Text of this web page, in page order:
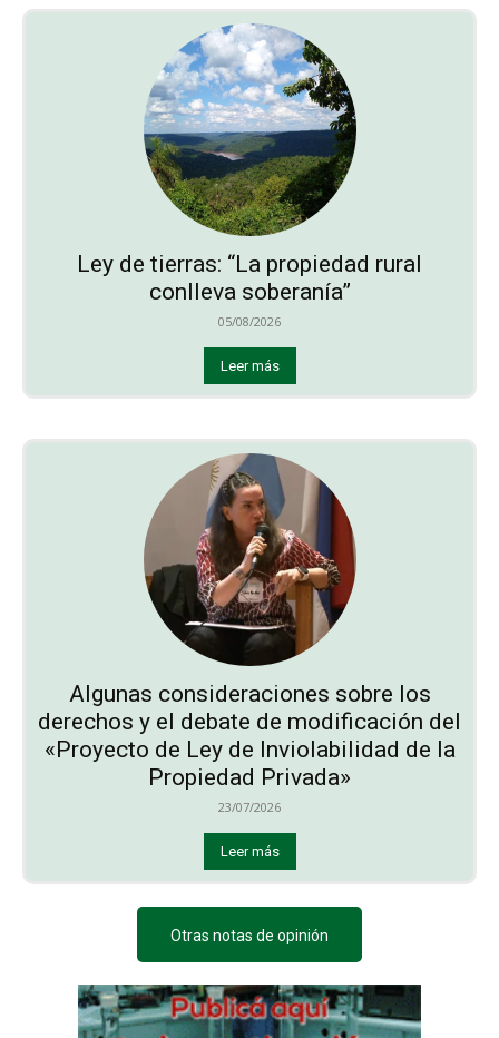
Ley de tierras: “La propiedad rural
conlleva soberanía”
05/08/2026
Leer más
Algunas consideraciones sobre los
derechos y el debate de modificación del
«Proyecto de Ley de Inviolabilidad de la
Propiedad Privada»
23/07/2026
Leer más
Otras notas de opinión